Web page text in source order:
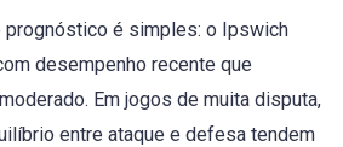
prognóstico é simples: o Ipswich
desempenho recente que
Em jogos de muita disputa,
entre ataque e defesa tendem